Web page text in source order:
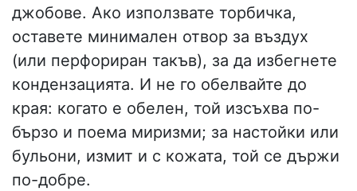
джобове. Ако използвате торбичка,
оставете минимален отвор за въздух
(или перфориран такъв), за да избегнете
кондензацията. И не го обелвайте до
края: когато е обелен, той изсъхва по-
бързо и поема миризми; за настойки или
бульони, измит и с кожата, той се държи
по-добре.